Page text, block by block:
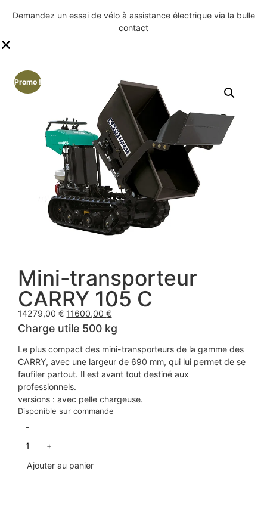
ASL
Promo !
Mini-transporteur
CARRY 105 C
14279,00€ 11600,00€
Charge utile 500 kg
Le plus compact des mini-transporteurs de la gamme des
CARRY, avec une largeur de 690 mm, qui lui permet de se
faufiler partout. Il est avant tout destiné aux
professionnels.
versions : avec pelle chargeuse.
Disponible sur commande
-
+
Ajouter au panier
Demandez un essai de vélo à assistance électrique via la bulle
contact